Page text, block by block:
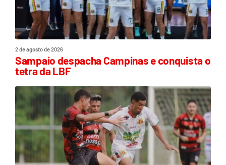
2 de agosto de 2026
Sampaio despacha Campinas e conquista o
tetra da LBF